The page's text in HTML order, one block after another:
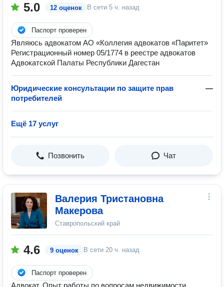
5.0 12 оценок В сети 5 ч. назад
Паспорт проверен
Являюсь адвокатом АО «Коллегия адвокатов «Паритет»
Регистрационный номер 05/1774 в реестре адвокатов
Адвокатской Палаты Республики Дагестан
Юридические консультации по защите прав
потребителей
—
Ещё 17 услуг
Позвонить Чат
Валерия Тристановна
Макерова
Ставропольский край
4.6 9 оценок В сети 20 ч. назад
Паспорт проверен
Адвокат. Опыт работы по вопросам недвижимости,